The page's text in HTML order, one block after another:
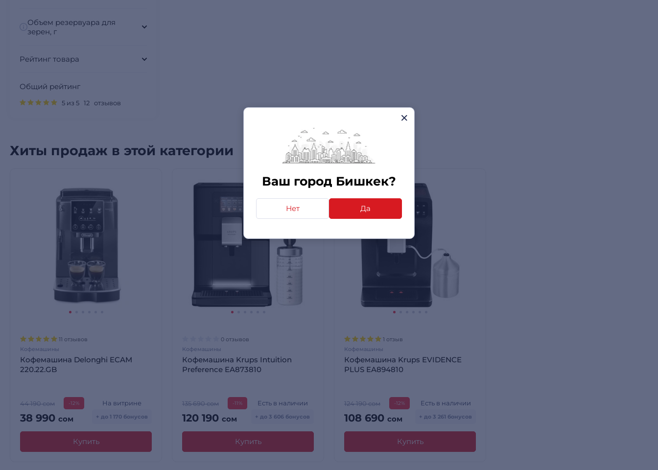
Ваш город Бишкек?
Нет Да
Объем резервуара для
зерен, г
Рейтинг товара
Общий рейтинг
5 из 5 12 отзывов
Хиты продаж в этой категории
11 отзывов
Кофемашины
Кофемашина Delonghi ECAM
220.22.GB
44 190 сом -12%
38 990 сом
На витрине
+ до 1 170 бонусов
Купить
0 отзывов
Кофемашины
Кофемашина Krups Intuition
Preference EA873810
135 690 сом -11%
120 190 сом
Есть в наличии
+ до 3 606 бонусов
Купить
1 отзыв
Кофемашины
Кофемашина Krups EVIDENCE
PLUS EA894810
124 190 сом -12%
108 690 сом
Есть в наличии
+ до 3 261 бонусов
Купить